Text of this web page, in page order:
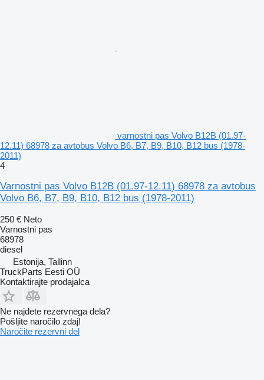
varnostni pas Volvo B12B (01.97-
12.11) 68978 za avtobus Volvo B6, B7, B9, B10, B12 bus (1978-
2011)
4
Varnostni pas Volvo B12B (01.97-12.11) 68978 za avtobus
Volvo B6, B7, B9, B10, B12 bus (1978-2011)
250 € Neto
Varnostni pas
68978
diesel
Estonija, Tallinn
TruckParts Eesti OÜ
Kontaktirajte prodajalca
Ne najdete rezervnega dela?
Pošljite naročilo zdaj!
Naročite rezervni del